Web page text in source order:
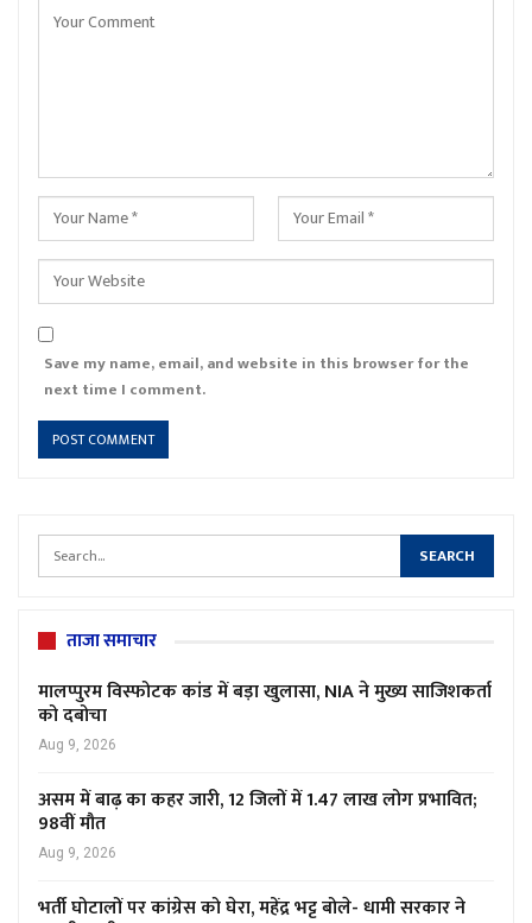
Save my name, email, and website in this browser for the
next time I comment.
ताजा समाचार
मालप्पुरम विस्फोटक कांड में बड़ा खुलासा, NIA ने मुख्य साजिशकर्ता
को दबोचा
Aug 9, 2026
असम में बाढ़ का कहर जारी, 12 जिलों में 1.47 लाख लोग प्रभावित;
98वीं मौत
Aug 9, 2026
भर्ती घोटालों पर कांग्रेस को घेरा, महेंद्र भट्ट बोले- धामी सरकार ने